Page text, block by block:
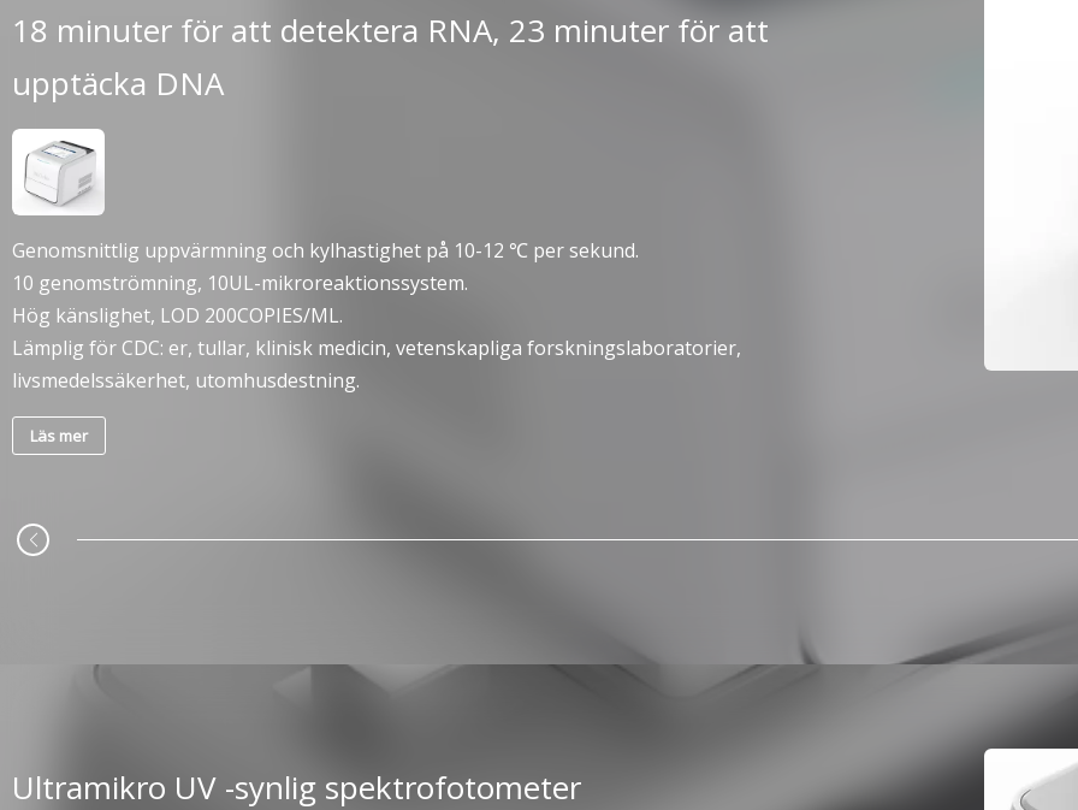
18 minuter för att detektera RNA, 23 minuter för att
upptäcka DNA
Genomsnittlig uppvärmning och kylhastighet på 10-12 ℃ per sekund.
10 genomströmning, 10UL-mikroreaktionssystem.
Hög känslighet, LOD 200COPIES/ML.
Lämplig för CDC: er, tullar, klinisk medicin, vetenskapliga forskningslaboratorier,
livsmedelssäkerhet, utomhusdestning.
Läs mer
Ultramikro UV -synlig spektrofotometer